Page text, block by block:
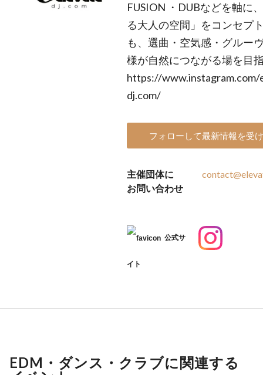
FUSION ・DUBなどを軸に
る大人の空間」をコンセプ
も、選曲・空気感・グルー
様が自然につながる場を目
https://
dj.com/
フォローして最新情報を受
主催団体に
お問い合わせ
公式サ
イト
EDM・ダンス・クラブに関連する